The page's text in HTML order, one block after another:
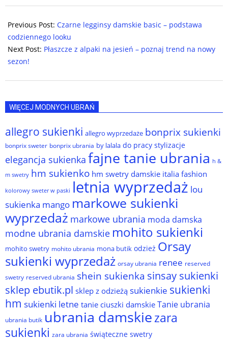
07-
01
Previous Post: Czarne legginsy damskie basic – podstawa
codziennego looku
Next Post: Płaszcze z alpaki na jesień – poznaj trend na nowy
sezon!
WIĘCEJ MODNYCH UBRAŃ
allegro sukienki allegro wyprzedaże bonprix sukienki
bonprix sweter bonprix ubrania by lalala do pracy stylizacje
elegancja sukienka fajne tanie ubrania h &
m swetry hm sukienko hm swetry damskie italia fashion
kolorowy sweter w paski letnia wyprzedaż lou
sukienka mango markowe sukienki
wyprzedaż markowe ubrania moda damska
modne ubrania damskie mohito sukienki
mohito swetry mohito ubrania mona butik odzież Orsay
sukienki wyprzedaż orsay ubrania renee reserved
swetry reserved ubrania shein sukienka sinsay sukienki
sklep ebutik.pl sklep z odzieżą sukienkie sukienki
hm sukienki letne tanie ciuszki damskie Tanie ubrania
ubrania butik ubrania damskiezara
sukienki zara ubrania świąteczne swetry